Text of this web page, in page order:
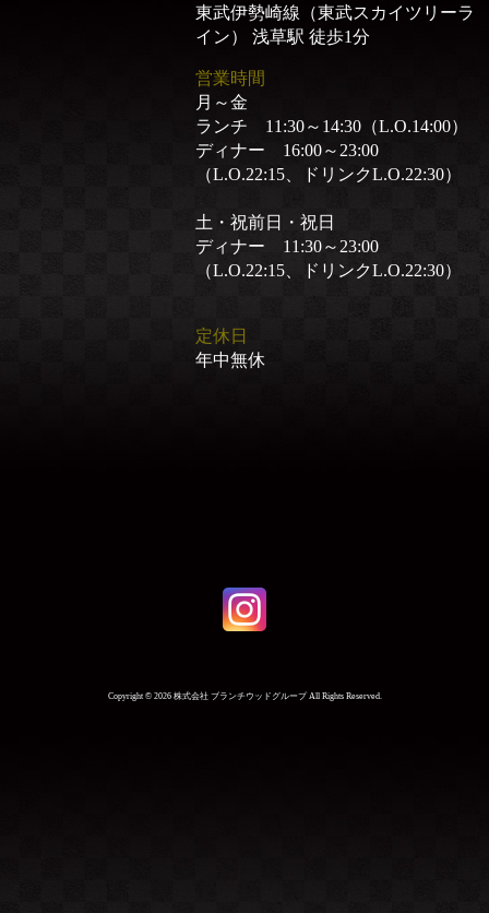
東武伊勢崎線（東武スカイツリーラ
イン） 浅草駅 徒歩1分
営業時間
月～金
ランチ 11:30～14:30（L.O.14:00）
ディナー 16:00～23:00
（L.O.22:15、ドリンクL.O.22:30）
土・祝前日・祝日
ディナー 11:30～23:00
（L.O.22:15、ドリンクL.O.22:30）
定休日
年中無休
Copyright © 2026 株式会社 ブランチウッドグループ All Rights Reserved.